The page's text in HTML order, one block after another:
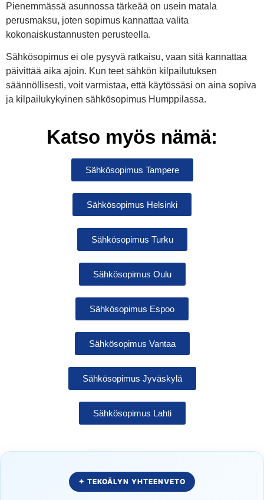
Pienemmässä asunnossa tärkeää on usein matala
perusmaksu, joten sopimus kannattaa valita
kokonaiskustannusten perusteella.
Sähkösopimus ei ole pysyvä ratkaisu, vaan sitä kannattaa
päivittää aika ajoin. Kun teet sähkön kilpailutuksen
säännöllisesti, voit varmistaa, että käytössäsi on aina sopiva
ja kilpailukykyinen sähkösopimus Humppilassa.
Katso myös nämä:
Sähkösopimus Tampere
Sähkösopimus Helsinki
Sähkösopimus Turku
Sähkösopimus Oulu
Sähkösopimus Espoo
Sähkösopimus Vantaa
Sähkösopimus Jyväskylä
Sähkösopimus Lahti
✦ TEKOÄLYN YHTEENVETO